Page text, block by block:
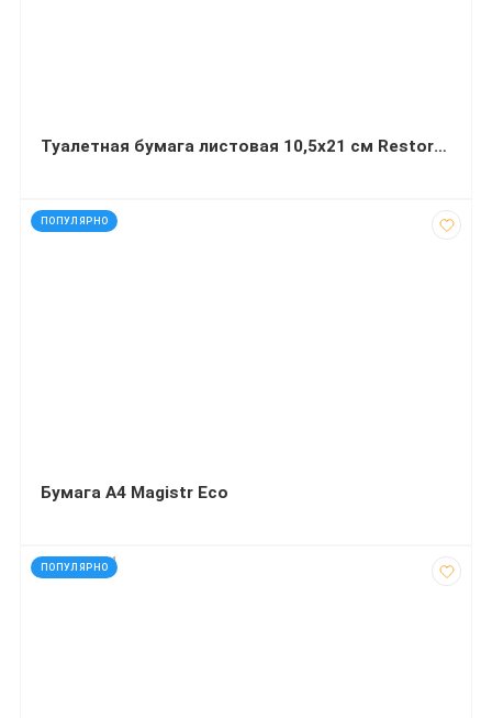
Туалетная бумага листовая 10,5х21 см Restored 300 л однослойная сплошное тиснение
ПОПУЛЯРНО
код: 13423
Бумага А4 Magistr Eco
ПОПУЛЯРНО
код: 927754